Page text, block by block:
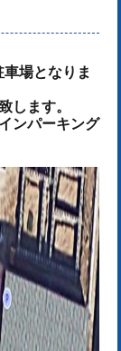
場となりま
します。
ンパーキング